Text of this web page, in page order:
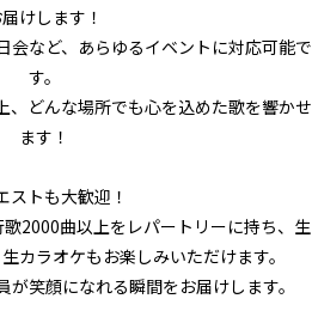
けします！
会など、あらゆるイベントに対応可能で
す。
、どんな場所でも心を込めた歌を響かせ
ます！
ストも大歓迎！
2000曲以上をレパートリーに持ち、生
カラオケもお楽しみいただけます。
笑顔になれる瞬間をお届けします。